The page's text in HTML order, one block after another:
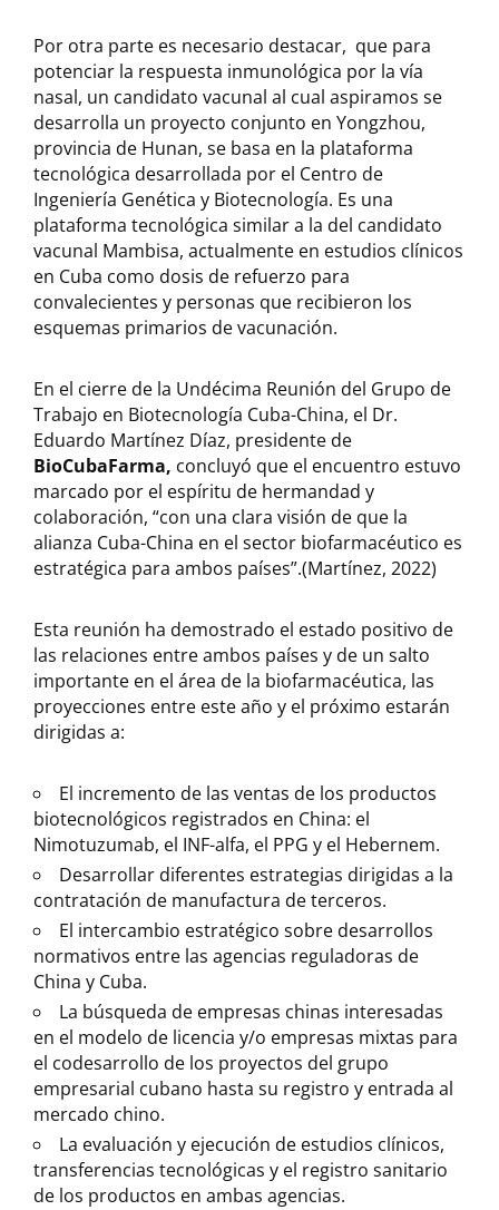
Por otra parte es necesario destacar, que para
potenciar la respuesta inmunológica por la vía
nasal, un candidato vacunal al cual aspiramos se
desarrolla un proyecto conjunto en Yongzhou,
provincia de Hunan, se basa en la plataforma
tecnológica desarrollada por el Centro de
Ingeniería Genética y Biotecnología. Es una
plataforma tecnológica similar a la del candidato
vacunal Mambisa, actualmente en estudios clínicos
en Cuba como dosis de refuerzo para
convalecientes y personas que recibieron los
esquemas primarios de vacunación.
En el cierre de la Undécima Reunión del Grupo de
Trabajo en Biotecnología Cuba-China, el Dr.
Eduardo Martínez Díaz, presidente de
BioCubaFarma, concluyó que el encuentro estuvo
marcado por el espíritu de hermandad y
colaboración, “con una clara visión de que la
alianza Cuba-China en el sector biofarmacéutico es
estratégica para ambos países”.(Martínez, 2022)
Esta reunión ha demostrado el estado positivo de
las relaciones entre ambos países y de un salto
importante en el área de la biofarmacéutica, las
proyecciones entre este año y el próximo estarán
dirigidas a:
El incremento de las ventas de los productos
biotecnológicos registrados en China: el
Nimotuzumab, el INF-alfa, el PPG y el Hebernem.
Desarrollar diferentes estrategias dirigidas a la
contratación de manufactura de terceros.
El intercambio estratégico sobre desarrollos
normativos entre las agencias reguladoras de
China y Cuba.
La búsqueda de empresas chinas interesadas
en el modelo de licencia y/o empresas mixtas para
el codesarrollo de los proyectos del grupo
empresarial cubano hasta su registro y entrada al
mercado chino.
La evaluación y ejecución de estudios clínicos,
transferencias tecnológicas y el registro sanitario
de los productos en ambas agencias.